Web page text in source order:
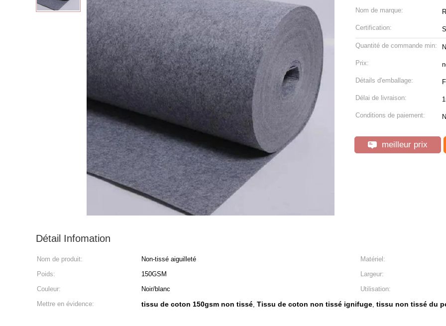
Nom de marque:
Certification:
Quantité de commande min:
Prix:
Détails d'emballage:
Délai de livraison:
Conditions de paiement:
meilleur prix
Détail Infomation
Nom de produit: Non-tissé aiguilleté
Matériel:
Poids:
150GSM
Largeur:
Couleur:
Noir/blanc
Utilisation:
Mettre en évidence:
tissu de coton 150gsm non tissé, Tissu de coton non tissé ignifuge, tissu non tissé du